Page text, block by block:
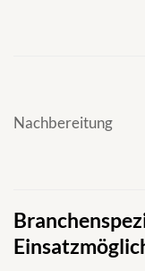
Nachbereitung